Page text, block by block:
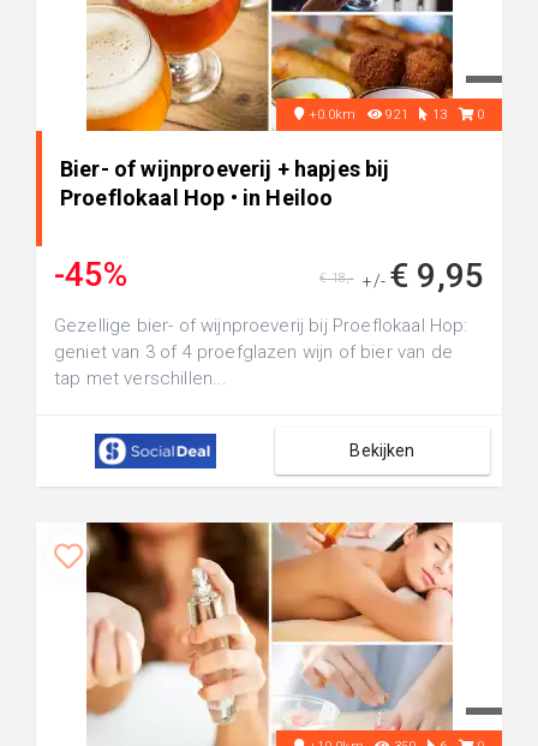
+0.0km 921 13 0
Bier- of wijnproeverij + hapjes bij
Proeflokaal Hop • in Heiloo
-45% +/- € 9,95
€ 18,-
Gezellige bier- of wijnproeverij bij Proeflokaal Hop:
geniet van 3 of 4 proefglazen wijn of bier van de
tap met verschillen...
Bekijken